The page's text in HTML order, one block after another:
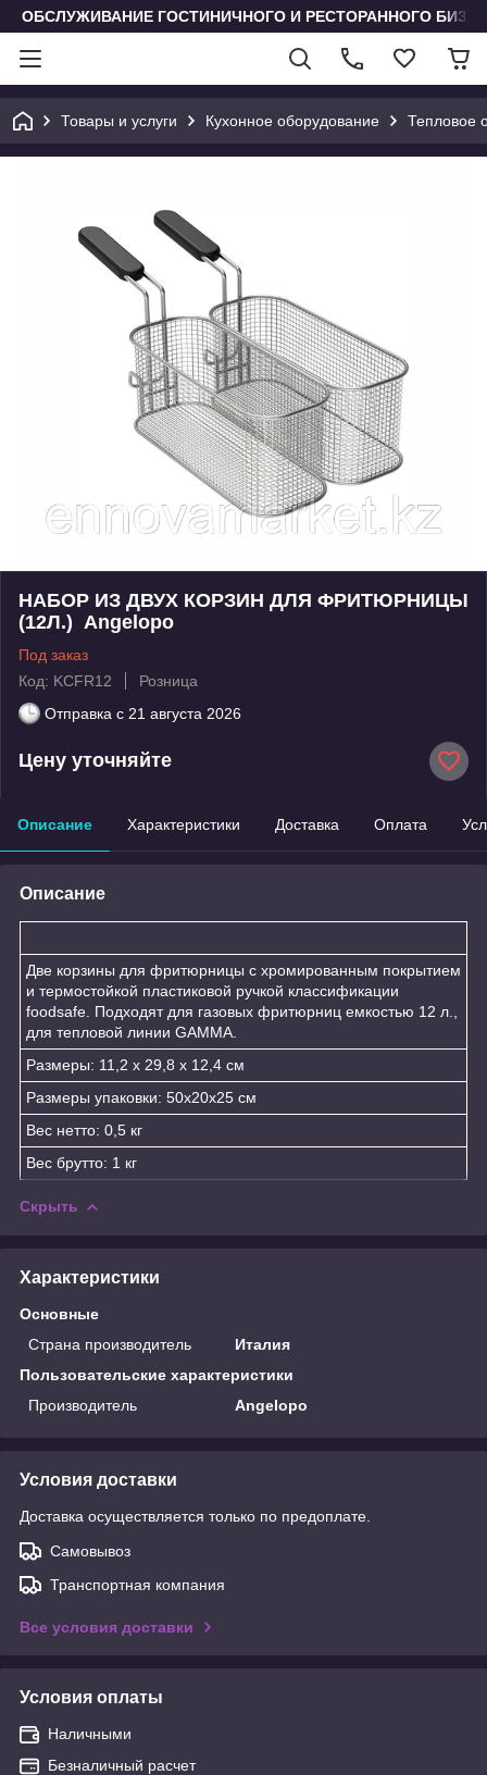
ОБСЛУЖИВАНИЕ ГОСТИНИЧНОГО И РЕСТОРАННОГО
Товары и услуги Кухонное оборудование Тепловое
НАБОР ИЗ ДВУХ КОРЗИН ДЛЯ ФРИТЮРНИЦЫ
(12Л.) Angelopo
Под заказ
Код: KCFR12
Розница
Отправка с 21 августа 2026
Цену уточняйте
Описание Характеристики Доставка Оплата
Описание
Две корзины для фритюрницы с хромированным покрытием
и термостойкой пластиковой ручкой классификации
foodsafe. Подходят для газовых фритюрниц емкостью 12 л.,
для тепловой линии GAMMA.
Размеры: 11,2 x 29,8 x 12,4 см
Размеры упаковки: 50x20x25 см
Вес нетто: 0,5 кг
Вес брутто: 1 кг
Скрыть
Характеристики
Основные
Страна производитель
Италия
Пользовательские характеристики
Производитель
Angelopo
Условия доставки
Доставка осуществляется только по предоплате.
Самовывоз
Транспортная компания
Все условия доставки
Условия оплаты
Наличными
Безналичный расчет